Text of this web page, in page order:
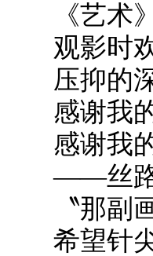
《艺术
观影时
压抑的
感谢我
感谢我
——丝路
〝那副
希望针